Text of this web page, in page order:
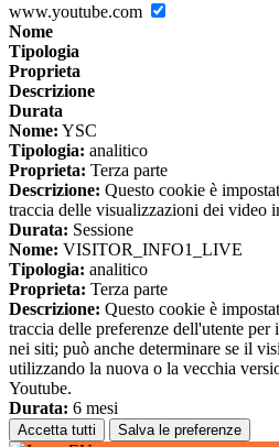
www.youtube.com
Nome
Tipologia
Proprieta
Descrizione
Durata
Nome: YSC
Tipologia: analitico
Proprieta: Terza parte
Descrizione: Questo cookie è
traccia delle visualizzazioni dei video
Durata: Sessione
Nome: VISITOR_INFO1_LIVE
Tipologia: analitico
Proprieta: Terza parte
Descrizione: Questo cookie è
traccia delle preferenze dell'utente
nei siti; può anche determinare se il
utilizzando la nuova o la vecchia
Youtube.
Durata: 6 mesi
Accetta tutti Salva le preferenze